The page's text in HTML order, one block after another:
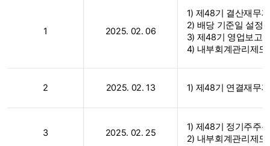
1 2025. 02. 06
1) 제48기 결산재무
2) 배당 기준일 설정
3) 제48기 영업보고
4) 내부회계관리제
2 2025. 02. 13 1) 제48기 연결재무
3 2025. 02. 25
1) 제48기 정기주주
2) 내부회계관리제